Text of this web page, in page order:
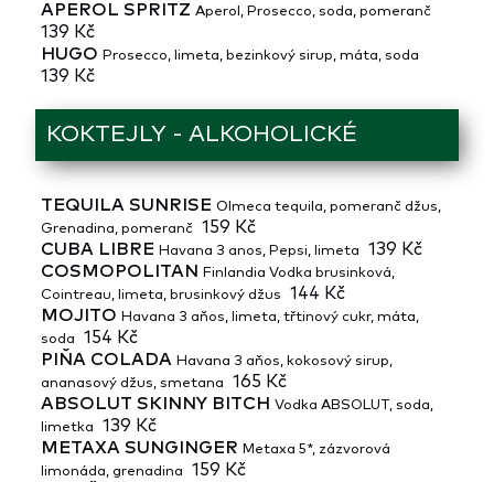
APEROL SPRITZ Aperol, Prosecco, soda, pomeranč
139 Kč
HUGO Prosecco, limeta, bezinkový sirup, máta, soda
139 Kč
KOKTEJLY - ALKOHOLICKÉ
TEQUILA SUNRISE Olmeca tequila, pomeranč džus,
Grenadina, pomeranč
159 Kč
CUBA LIBRE Havana 3 anos, Pepsi, limeta
139 Kč
COSMOPOLITAN
Finlandia Vodka brusinková,
Cointreau, limeta, brusinkový džus
144 Kč
MOJITO Havana 3 aňos, limeta, třtinový cukr, máta,
soda
154 Kč
PIŇA COLADA Havana 3 aňos, kokosový sirup,
ananasový džus, smetana
165 Kč
ABSOLUT SKINNY BITCH Vodka ABSOLUT, soda,
limetka
139 Kč
METAXA SUNGINGER Metaxa 5*, zázvorová
limonáda, grenadina
159 Kč